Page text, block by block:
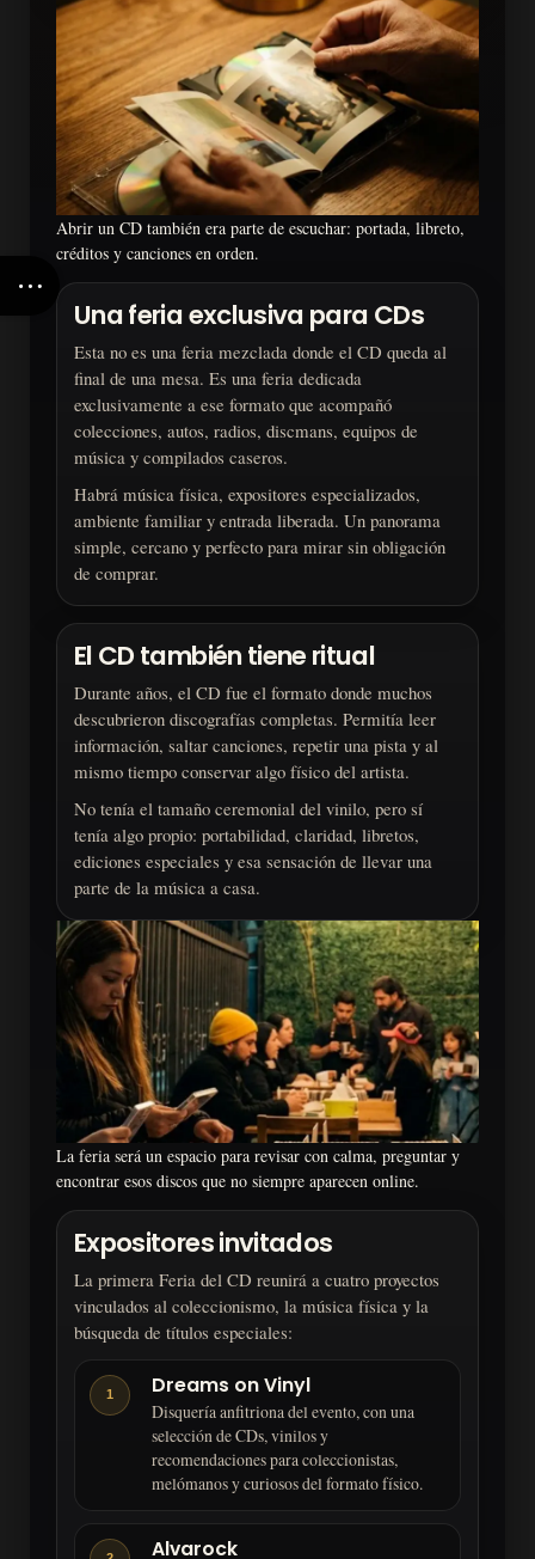
Abrir un CD también era parte de escuchar: portada, libreto,
créditos y canciones en orden.
Una feria exclusiva para CDs
Esta no es una feria mezclada donde el CD queda al
final de una mesa. Es una feria dedicada
exclusivamente a ese formato que acompañó
colecciones, autos, radios, discmans, equipos de
música y compilados caseros.
Habrá música física, expositores especializados,
ambiente familiar y entrada liberada. Un panorama
simple, cercano y perfecto para mirar sin obligación
de comprar.
El CD también tiene ritual
Durante años, el CD fue el formato donde muchos
descubrieron discografías completas. Permitía leer
información, saltar canciones, repetir una pista y al
mismo tiempo conservar algo físico del artista.
No tenía el tamaño ceremonial del vinilo, pero sí
tenía algo propio: portabilidad, claridad, libretos,
ediciones especiales y esa sensación de llevar una
parte de la música a casa.
La feria será un espacio para revisar con calma, preguntar y
encontrar esos discos que no siempre aparecen online.
Expositores invitados
La primera Feria del CD reunirá a cuatro proyectos
vinculados al coleccionismo, la música física y la
búsqueda de títulos especiales:
1 Dreams on Vinyl
Disquería anfitriona del evento, con una
selección de CDs, vinilos y
recomendaciones para coleccionistas,
melómanos y curiosos del formato físico.
Alvarock